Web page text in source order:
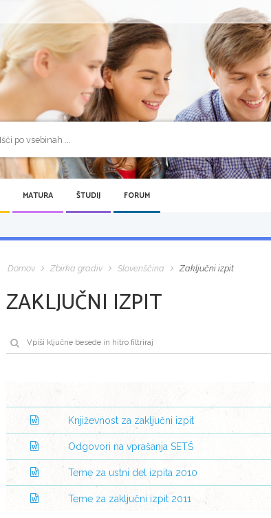
MATURA ŠTUDIJ FORUM
Domov Zbirka gradiv Slovenščina Zaključni izpit
ZAKLJUČNI IZPIT
Književnost za zaključni izpit
Odgovori na vprašanja SETŠ
Teme za ustni del izpita 2010
Teme za zaključni izpit 2011